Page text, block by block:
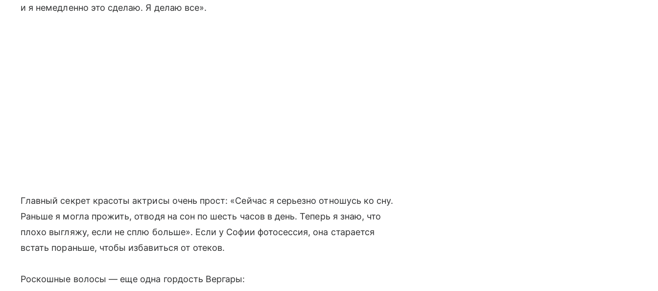
и я немедленно это сделаю. Я делаю все».
Главный секрет красоты актрисы очень прост: «Сейчас я серьезно отношусь ко сну.
Раньше я могла прожить, отводя на сон по шесть часов в день. Теперь я знаю, что
плохо выгляжу, если не сплю больше». Если у Софии фотосессия, она старается
встать пораньше, чтобы избавиться от отеков.
Роскошные волосы — еще одна гордость Вергары: